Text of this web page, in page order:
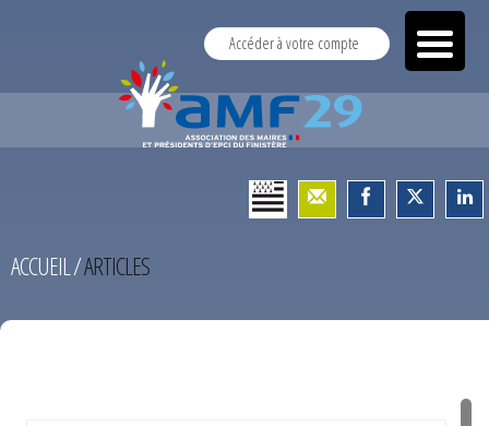
Accéder à votre compte
ACCUEIL/ARTICLES